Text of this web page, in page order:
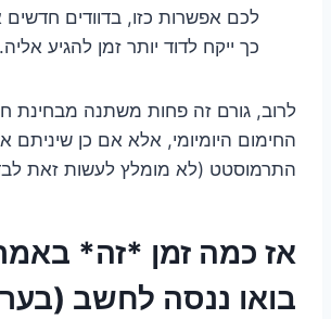
לכם אפשרות כזו, בדוודים חדשים
כך ייקח לדוד יותר זמן להגיע אליה.
לרוב, גורם זה פחות משתנה מבחינת
החימום היומיומי, אלא אם כן שיניתם
התרמוסטט (לא מומלץ לעשות זאת
אז כמה זמן *זה*
בואו ננסה לחשב